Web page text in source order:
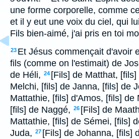
une forme corporelle, comme
et il y eut une voix du ciel, qui
Fils bien-aimé, j'ai pris en toi
23 Et Jésus commençait d'avoir
fils (comme on l'estimait) de
de Héli, 24 [Fils] de Matthat,
Melchi, [fils] de Janna, [fils] de
Mattathie, [fils] d'Amos, [fils] de
[fils] de Naggé, 26 [Fils] de
Mattathie, [fils] de Sémei, [fils]
Juda, 27 [Fils] de Johanna, [fils]